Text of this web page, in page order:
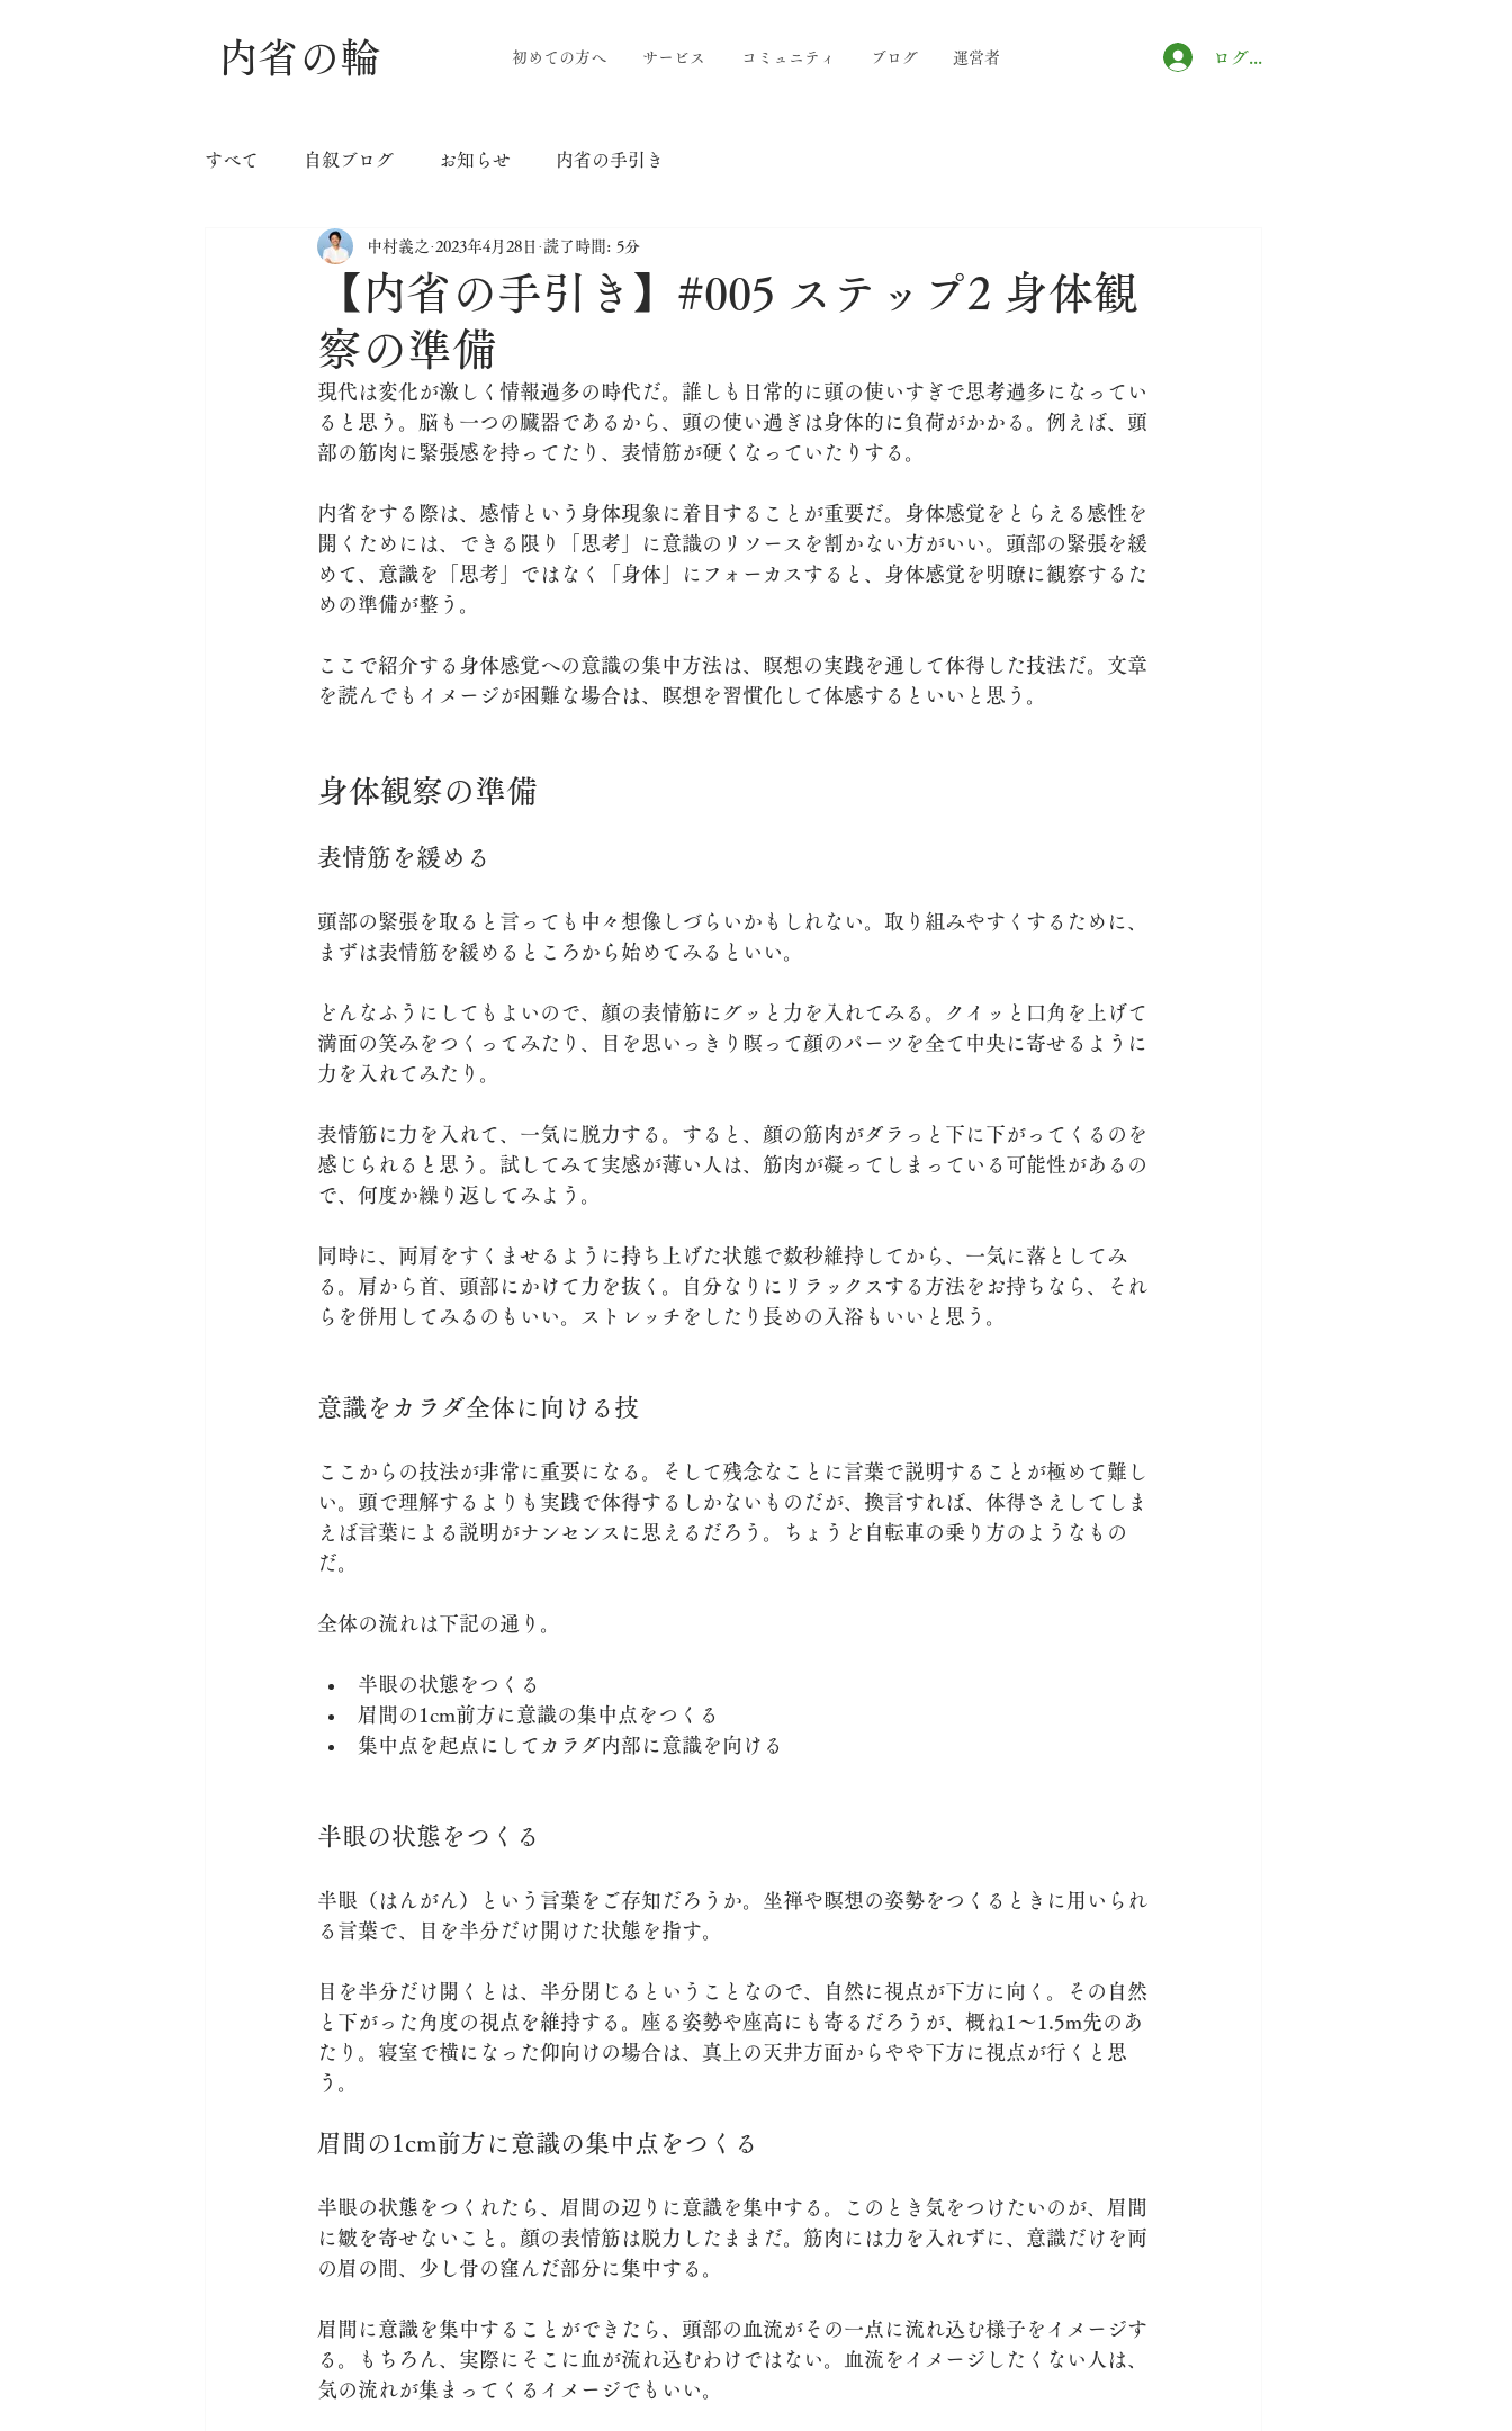
内省の輪 初めての方へ サービス コミュニティ ブログ 運営者 ログイン
すべて 自叙ブログ お知らせ 内省の手引き
【内省の手引き】#005 ステップ2 身体観
察の準備
中村義之 2023年4月28日 読了時間: 5分
現代は変化が激しく情報過多の時代だ。誰しも日常的に頭の使いすぎで思考過多になってい
ると思う。脳も一つの臓器であるから、頭の使い過ぎは身体的に負荷がかかる。例えば、頭
部の筋肉に緊張感を持ってたり、表情筋が硬くなっていたりする。
内省をする際は、感情という身体現象に着目することが重要だ。身体感覚をとらえる感性を
開くためには、できる限り「思考」に意識のリソースを割かない方がいい。頭部の緊張を緩
めて、意識を「思考」ではなく「身体」にフォーカスすると、身体感覚を明瞭に観察するた
めの準備が整う。
ここで紹介する身体感覚への意識の集中方法は、瞑想の実践を通して体得した技法だ。文章
を読んでもイメージが困難な場合は、瞑想を習慣化して体感するといいと思う。
身体観察の準備
表情筋を緩める
頭部の緊張を取ると言っても中々想像しづらいかもしれない。取り組みやすくするために、
まずは表情筋を緩めるところから始めてみるといい。
どんなふうにしてもよいので、顔の表情筋にグッと力を入れてみる。クイッと口角を上げて
満面の笑みをつくってみたり、目を思いっきり瞑って顔のパーツを全て中央に寄せるように
力を入れてみたり。
表情筋に力を入れて、一気に脱力する。すると、顔の筋肉がダラっと下に下がってくるのを
感じられると思う。試してみて実感が薄い人は、筋肉が凝ってしまっている可能性があるの
で、何度か繰り返してみよう。
同時に、両肩をすくませるように持ち上げた状態で数秒維持してから、一気に落としてみ
る。肩から首、頭部にかけて力を抜く。自分なりにリラックスする方法をお持ちなら、それ
らを併用してみるのもいい。ストレッチをしたり長めの入浴もいいと思う。
意識をカラダ全体に向ける技
ここからの技法が非常に重要になる。そして残念なことに言葉で説明することが極めて難し
い。頭で理解するよりも実践で体得するしかないものだが、換言すれば、体得さえしてしま
えば言葉による説明がナンセンスに思えるだろう。ちょうど自転車の乗り方のようなもの
だ。
全体の流れは下記の通り。
半眼の状態をつくる
眉間の1cm前方に意識の集中点をつくる
集中点を起点にしてカラダ内部に意識を向ける
半眼の状態をつくる
半眼（はんがん）という言葉をご存知だろうか。坐禅や瞑想の姿勢をつくるときに用いられ
る言葉で、目を半分だけ開けた状態を指す。
目を半分だけ開くとは、半分閉じるということなので、自然に視点が下方に向く。その自然
と下がった角度の視点を維持する。座る姿勢や座高にも寄るだろうが、概ね1〜1.5m先のあ
たり。寝室で横になった仰向けの場合は、真上の天井方面からやや下方に視点が行くと思
う。
眉間の1cm前方に意識の集中点をつくる
半眼の状態をつくれたら、眉間の辺りに意識を集中する。このとき気をつけたいのが、眉間
に皺を寄せないこと。顔の表情筋は脱力したままだ。筋肉には力を入れずに、意識だけを両
の眉の間、少し骨の窪んだ部分に集中する。
眉間に意識を集中することができたら、頭部の血流がその一点に流れ込む様子をイメージす
る。もちろん、実際にそこに血が流れ込むわけではない。血流をイメージしたくない人は、
気の流れが集まってくるイメージでもいい。